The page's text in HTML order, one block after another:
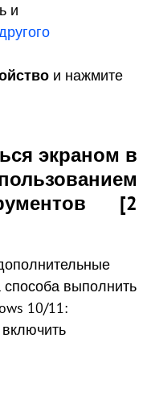
и
и нажмите
экраном в
[2
выполнить
10/11: